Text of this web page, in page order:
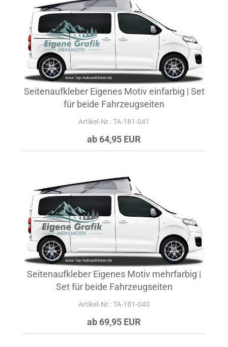
Seitenaufkleber Eigenes Motiv einfarbig | Set
für beide Fahrzeugseiten
Artikel‑Nr.: TA-181-041
ab 64,95 EUR
Seitenaufkleber Eigenes Motiv mehrfarbig |
Set für beide Fahrzeugseiten
Artikel‑Nr.: TA-181-040
ab 69,95 EUR